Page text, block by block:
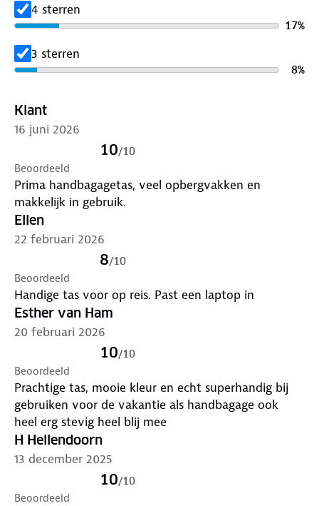
4 sterren
17%
3 sterren
8%
Klant
16 juni 2026
10/10
Beoordeeld
Prima handbagagetas, veel opbergvakken en
makkelijk in gebruik.
Ellen
22 februari 2026
8/10
Beoordeeld
Handige tas voor op reis. Past een laptop in
Esther van Ham
20 februari 2026
10/10
Beoordeeld
Prachtige tas, mooie kleur en echt superhandig bij
gebruiken voor de vakantie als handbagage ook
heel erg stevig heel blij mee
H Hellendoorn
13 december 2025
10/10
Beoordeeld